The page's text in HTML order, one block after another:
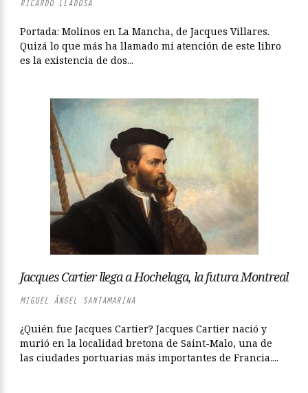
RICARDO LLADOSA
Portada: Molinos en La Mancha, de Jacques Villares.
Quizá lo que más ha llamado mi atención de este libro
es la existencia de dos...
Jacques Cartier llega a Hochelaga, la futura Montreal
MIGUEL ÁNGEL SANTAMARINA
¿Quién fue Jacques Cartier? Jacques Cartier nació y
murió en la localidad bretona de Saint-Malo, una de
las ciudades portuarias más importantes de Francia....